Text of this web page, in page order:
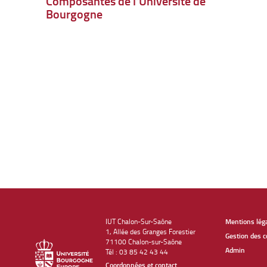
Bourgogne
IUT Chalon-Sur-Saône
1, Allée des Granges Forestier
71100 Chalon-sur-Saône
Tél : 03 85 42 43 44
Coordonnées et contact
Mentions
Gestion des
Admin